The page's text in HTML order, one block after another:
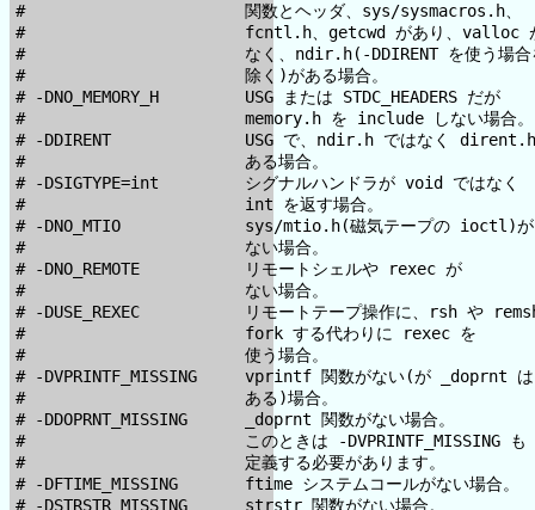
#                       関数とヘッダ、sys/sysmacros.h、
#                       fcntl.h、getcwd があり、valloc
#                       なく、ndir.h(-DDIRENT を使う場合
#                       除く)がある場合。
# -DNO_MEMORY_H         USG または STDC_HEADERS だが
#                       memory.h を include しない場合。
# -DDIRENT              USG で、ndir.h ではなく
#                       ある場合。
# -DSIGTYPE=int         シグナルハンドラが void ではなく
#                       int を返す場合。
# -DNO_MTIO             sys/mtio.h(磁気テープの ioctl)が
#                       ない場合。
# -DNO_REMOTE           リモートシェルや rexec が
#                       ない場合。
# -DUSE_REXEC           リモートテープ操作に、rsh や
#                       fork する代わりに rexec を
#                       使う場合。
# -DVPRINTF_MISSING     vprintf 関数がない(が _doprnt は
#                       ある)場合。
# -DDOPRNT_MISSING      _doprnt 関数がない場合。
#                       このときは -DVPRINTF_MISSING も
#                       定義する必要があります。
# -DFTIME_MISSING       ftime システムコールがない場合。
# -DSTRSTR_MISSING      strstr 関数がない場合。